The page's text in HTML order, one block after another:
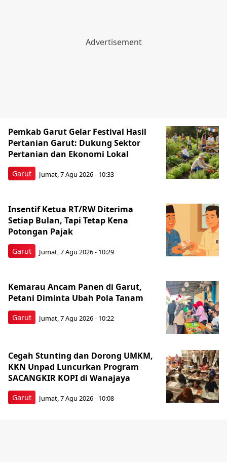
Garut
Pemkab Garut Gelar Festival Hasil
Pertanian Garut: Dukung Sektor
Pertanian dan Ekonomi Lokal
Jumat, 7 Agu 2026 - 10:33
Garut
Insentif Ketua RT/RW Diterima
Setiap Bulan, Tapi Tetap Kena
Potongan Pajak
Jumat, 7 Agu 2026 - 10:29
Garut
Kemarau Ancam Panen di Garut,
Petani Diminta Ubah Pola Tanam
Jumat, 7 Agu 2026 - 10:22
Garut
Cegah Stunting dan Dorong UMKM,
KKN Unpad Luncurkan Program
SACANGKIR KOPI di Wanajaya
Jumat, 7 Agu 2026 - 10:08